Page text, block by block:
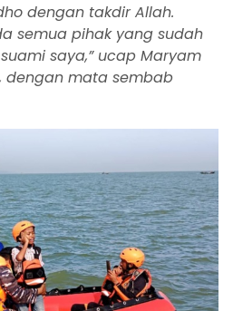
dengan takdir Allah.
semua pihak yang sudah
saya,” ucap Maryam
dengan mata sembab